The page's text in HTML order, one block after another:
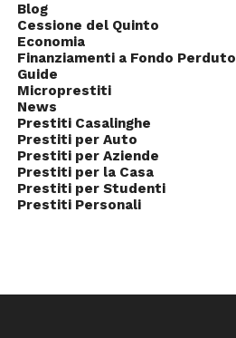
Blog
Cessione del Quinto
Economia
Finanziamenti a Fondo Perduto
Guide
Microprestiti
News
Prestiti Casalinghe
Prestiti per Auto
Prestiti per Aziende
Prestiti per la Casa
Prestiti per Studenti
Prestiti Personali